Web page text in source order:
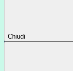
Chiudi